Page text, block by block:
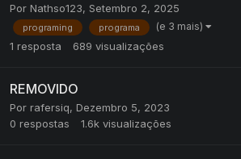
Por Nathso123, Setembro 2, 2025
programing programa (e 3 mais)
1 resposta 689 visualizações
REMOVIDO
Por rafersiq, Dezembro 5, 2023
0 respostas 1.6k visualizações